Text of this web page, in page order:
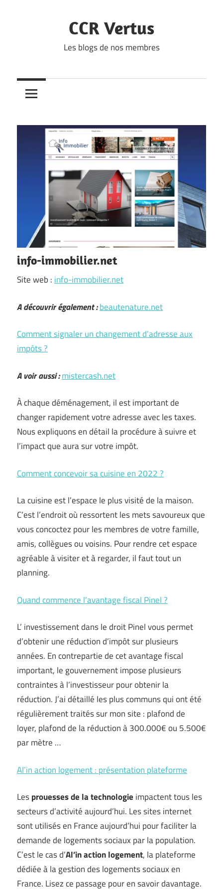
CCR Vertus
Les blogs de nos membres
info-immobilier.net
Site web : info-immobilier.net
A découvrir également :beautenature.net
Comment signaler un changement d’adresse aux
impôts ?
A voir aussi :mistercash.net
À chaque déménagement, il est important de
changer rapidement votre adresse avec les taxes.
Nous expliquons en détail la procédure à suivre et
l’impact que aura sur votre impôt.
Comment concevoir sa cuisine en 2022 ?
La cuisine est l’espace le plus visité de la maison.
C’est l’endroit où ressortent les mets savoureux que
vous concoctez pour les membres de votre famille,
amis, collègues ou voisins. Pour rendre cet espace
agréable à visiter et à regarder, il faut tout un
planning.
Quand commence l’avantage fiscal Pinel ?
L’ investissement dans le droit Pinel vous permet
d’obtenir une réduction d’impôt sur plusieurs
années. En contrepartie de cet avantage fiscal
important, le gouvernement impose plusieurs
contraintes à l’investisseur pour obtenir la
réduction. J’ai détaillé les plus communs qui ont été
régulièrement traités sur mon site : plafond de
loyer, plafond de la réduction à 300.000€ ou 5.500€
par mètre …
Al’in action logement : présentation plateforme
Lesprouesses de la technologie impactent tous les
secteurs d’activité aujourd’hui. Les sites internet
sont utilisés en France aujourd’hui pour faciliter la
demande de logements sociaux par la population.
C’est le cas d’Al’in action logement, la plateforme
dédiée à la gestion des logements sociaux en
France. Lisez ce passage pour en savoir davantage.